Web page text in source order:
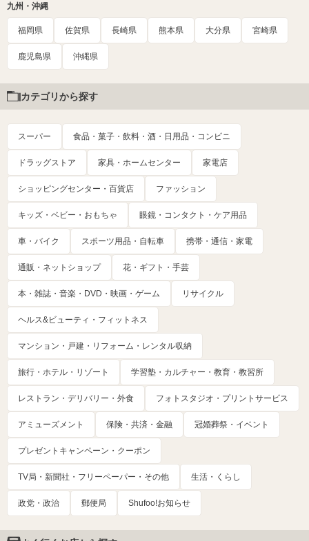
九州・沖縄
福岡県 佐賀県 長崎県 熊本県 大分県 宮崎県
鹿児島県 沖縄県
カテゴリから探す
スーパー 食品・菓子・飲料・酒・日用品・コンビニ
ドラッグストア 家具・ホームセンター 家電店
ショッピングセンター・百貨店 ファッション
キッズ・ベビー・おもちゃ 眼鏡・コンタクト・ケア用品
車・バイク スポーツ用品・自転車 携帯・通信・家電
通販・ネットショップ 花・ギフト・手芸
本・雑誌・音楽・DVD・映画・ゲーム リサイクル
ヘルス&ビューティ・フィットネス
マンション・戸建・リフォーム・レンタル収納
旅行・ホテル・リゾート 学習塾・カルチャー・教育・教習所
レストラン・デリバリー・外食 フォトスタジオ・プリントサービス
アミューズメント 保険・共済・金融 冠婚葬祭・イベント
プレゼントキャンペーン・クーポン
TV局・新聞社・フリーペーパー・その他 生活・くらし
政党・政治 郵便局 Shufoo!お知らせ